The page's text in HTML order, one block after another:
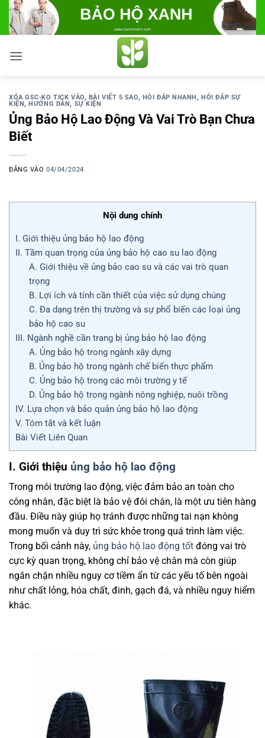
Bỏ
qua
nội
dung
XÓA GSC-KO TICK VÀO, BÀI VIẾT 5 SAO, HỎI ĐÁP NHANH, HỎI ĐÁP SỰ
KIỆN, HƯỚNG DẪN, SỰ KIỆN
Ủng Bảo Hộ Lao Động Và Vai Trò Bạn Chưa
Biết
ĐĂNG VÀO04/04/2024
Nội dung chính
I. Giới thiệu ủng bảo hộ lao động
II. Tầm quan trọng của ủng bảo hộ cao su lao động
A. Giới thiệu về ủng bảo cao su và các vai trò quan
trọng
B. Lợi ích và tính cần thiết của việc sử dụng chúng
C. Đa dạng trên thị trường và sự phổ biến các loại ủng
bảo hộ cao su
III. Ngành nghề cần trang bị ủng bảo hộ lao động
A. Ủng bảo hộ trong ngành xây dựng
B. Ủng bảo hộ trong ngành chế biến thực phẩm
C. Ủng bảo hộ trong các môi trường y tế
D. Ủng bảo hộ trong ngành nông nghiệp, nuôi trồng
IV. Lựa chọn và bảo quản ủng bảo hộ lao động
V. Tóm tắt và kết luận
Bài Viết Liên Quan
I. Giới thiệu ủng bảo hộ lao động
Trong môi trường lao động, việc đảm bảo an toàn cho
công nhân, đặc biệt là bảo vệ đôi chân, là một ưu tiên hàng
đầu. Điều này giúp họ tránh được những tai nạn không
mong muốn và duy trì sức khỏe trong quá trình làm việc.
Trong bối cảnh này, ủng bảo hộ lao động tốt đóng vai trò
cực kỳ quan trọng, không chỉ bảo vệ chân mà còn giúp
ngăn chặn nhiều nguy cơ tiềm ẩn từ các yếu tố bên ngoài
như chất lỏng, hóa chất, đinh, gạch đá, và nhiều nguy hiểm
khác.